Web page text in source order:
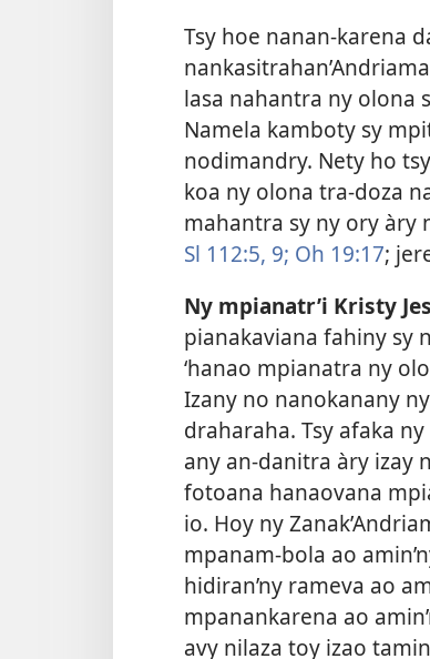
Tsy hoe nanan-karena
lasa nahantra ny olona
Namela kamboty sy
nodimandry. Nety ho
koa ny olona tra-doza
mahantra sy ny ory
Sl 112:5, 9; Oh 19:17;
Ny mpianatr’i Kristy
pianakaviana fahiny sy
‘hanao mpianatra ny
Izany no nanokanany
draharaha. Tsy afaka
any an-danitra àry izay
fotoana hanaovana
io. Hoy ny
mpanam-bola ao
hidiran’ny rameva ao
mpanankarena ao
avy nilaza toy izao